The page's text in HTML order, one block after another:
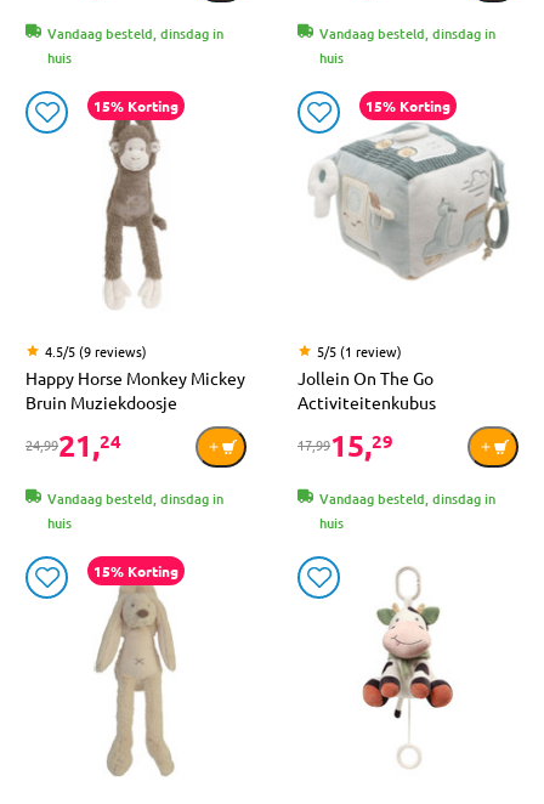
Vandaag besteld, dinsdag in
huis
Vandaag besteld, dinsdag in
huis
15% Korting
4.5/5 (9 reviews)
Happy Horse Monkey Mickey
Bruin Muziekdoosje
24,9921,24
Vandaag besteld, dinsdag in
huis
15% Korting
5/5 (1 review)
Jollein On The Go
Activiteitenkubus
17,9915,29
Vandaag besteld, dinsdag in
huis
15% Korting